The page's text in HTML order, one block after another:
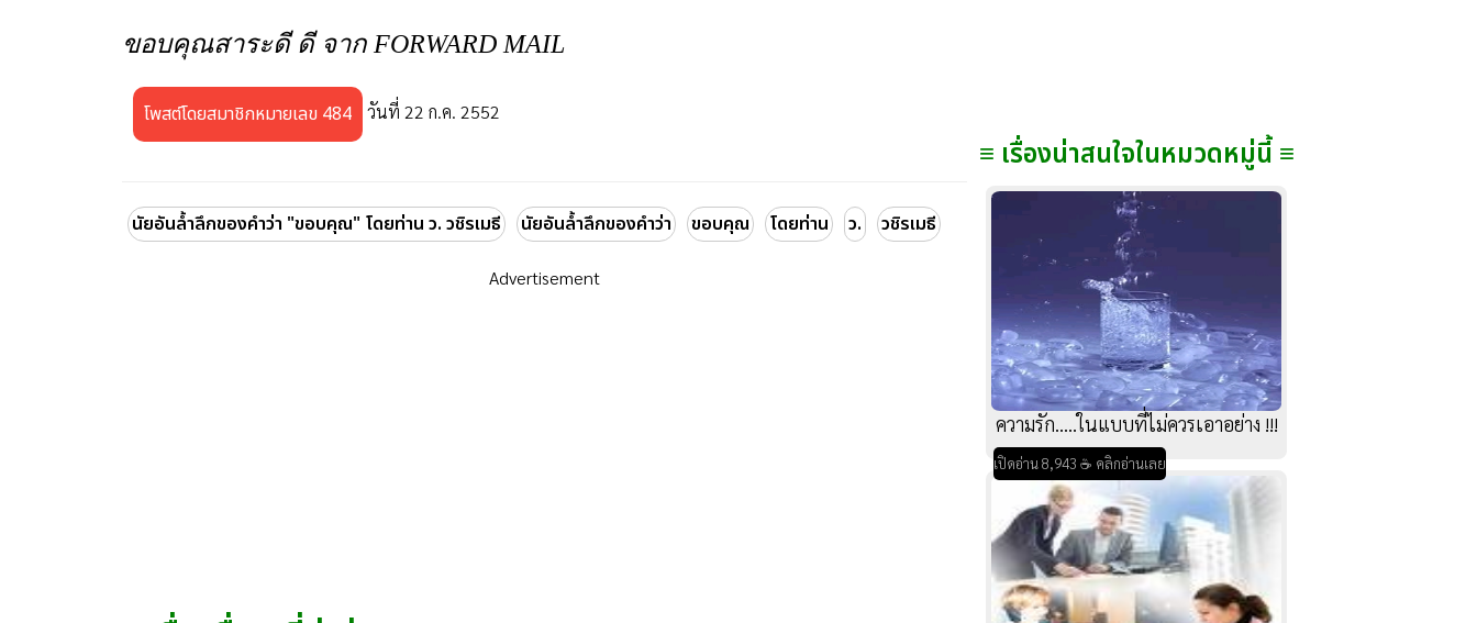
ขอบคุณสาระดี ดี จาก FORWARD MAIL
โพสต์โดยสมาชิกหมายเลข 484 วันที่ 22 ก.ค. 2552
นัยอันล้ำลึกของคำว่า "ขอบคุณ" โดยท่าน ว. วชิรเมธี นัยอันล้ำลึกของคำว่า ขอบคุณ โดยท่าน ว. วชิรเมธี
Advertisement
≡ เรื่องน่าสนใจในหมวดหมู่นี้ ≡
ความรัก.....ในแบบที่ไม่ควรเอาอย่าง !!!
เปิดอ่าน 8,943 ☕ คลิกอ่านเลย